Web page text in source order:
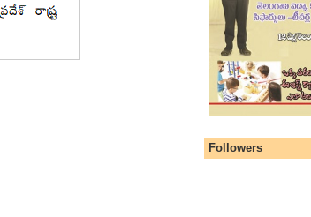
Followers